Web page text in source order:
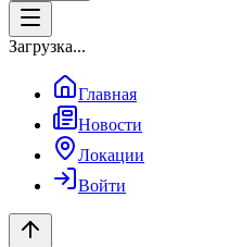
Загрузка...
Главная
Новости
Локации
Войти